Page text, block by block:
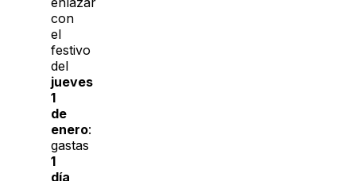
con
el
festivo
del
jueves
1
de
enero:
gastas
1
día